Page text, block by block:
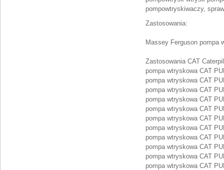
pompowtryskiwaczy,
Zastosowania:
Massey Ferguson pompa
Zastosowania CAT
pompa wtryskowa CAT
pompa wtryskowa CAT
pompa wtryskowa CAT
pompa wtryskowa CAT
pompa wtryskowa CAT
pompa wtryskowa CAT
pompa wtryskowa CAT
pompa wtryskowa CAT
pompa wtryskowa CAT
pompa wtryskowa CAT
pompa wtryskowa CAT